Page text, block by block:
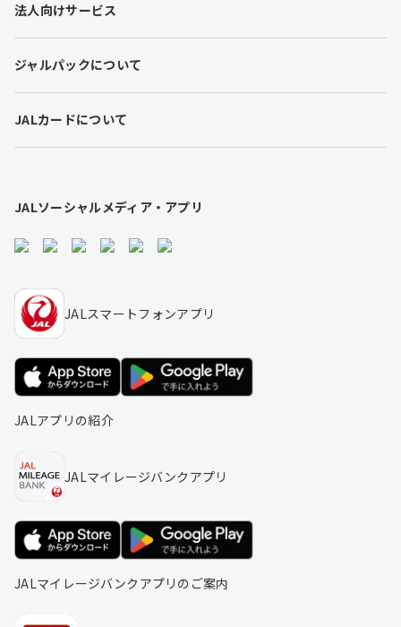
e
i
n
s
法人向けサービス
ジャルパックについて
JALカードについて
JALソーシャルメディア・アプリ
JALスマートフォンアプリ
JALアプリの紹介
JALマイレージバンクアプリ
JALマイレージバンクアプリのご案内